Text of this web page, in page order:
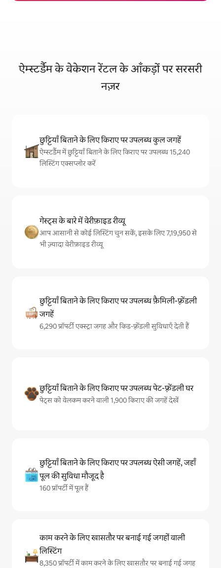
ऐम्स्टर्डैम के वेकेशन रेंटल के आँकड़ों पर सरसरी
नज़र
छुट्टियाँ बिताने के लिए किराए पर उपलब्ध कुल जगहें
ऐम्स्टर्डैम में छुट्टियाँ बिताने के लिए किराए पर उपलब्ध 15,240
लिस्टिंग एक्सप्लोर करें
गेस्ट्स के बारे में वेरीफ़ाइड रीव्यू
आप आसानी से कोई लिस्टिंग चुन सकें, इसके लिए 7,19,950 से
भी ज़्यादा वेरीफ़ाइड रीव्यू
छुट्टियाँ बिताने के लिए किराए पर उपलब्ध फ़ैमिली-फ़्रेंडली
जगहें
6,290 प्रॉपर्टी एक्स्ट्रा जगह और किड-फ़्रेंडली सुविधाएँ देती हैं
छुट्टियाँ बिताने के लिए किराए पर उपलब्ध पेट-फ़्रेंडली घर
पेट्स को वेलकम करने वाली 1,900 किराए की जगहें देखें
छुट्टियाँ बिताने के लिए किराए पर उपलब्ध ऐसी जगहें, जहाँ
पूल की सुविधा मौजूद है
160 प्रॉपर्टी में पूल हैं
काम करने के लिए खासतौर पर बनाई गई जगहों वाली
लिस्टिंग
8,350 प्रॉपर्टी में काम करने के लिए खासतौर पर बनाई गई जगह